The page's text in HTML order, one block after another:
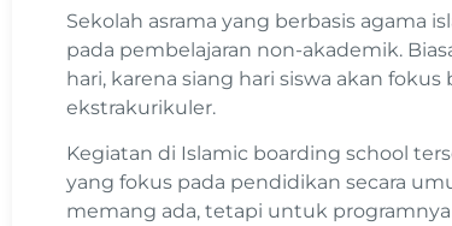
Sekolah asrama yang berbasis agama
pada pembelajaran non-akademik.
hari, karena siang hari siswa akan
ekstrakurikuler.
Kegiatan di Islamic boarding school
yang fokus pada pendidikan secara
memang ada, tetapi untuk